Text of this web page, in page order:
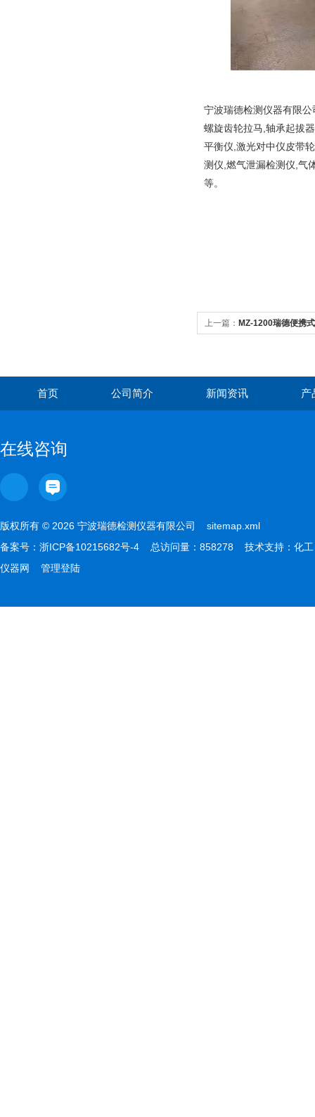
宁波瑞德检测仪器有限
螺旋齿轮拉马,轴承起拔
平衡仪,激光对中仪皮带
测仪,燃气泄漏检测仪,气
等。
上一篇： MZ-1200瑞德便携
首页 公司简介 新闻资讯 产
在线咨询
版权所有 © 2026 宁波瑞德检测仪器有限公司 sitemap.xml
备案号： 浙ICP备10215682号-4 总访问量：858278 技术支持： 化工
仪器网
管理登陆